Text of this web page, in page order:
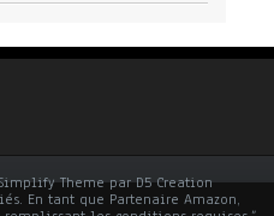
Theme par D5 Creation
En tant que Partenaire Amazon,